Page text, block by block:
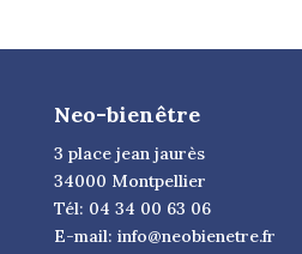
Neo-bienêtre
3 place jean jaurès
34000 Montpellier
Tél: 04 34 00 63 06
E-mail: info@neobienetre.fr